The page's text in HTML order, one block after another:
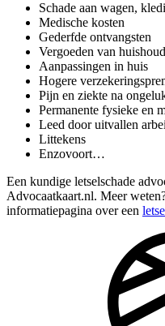
Schade aan wagen,
Medische kosten
Gederfde ontvangsten
Vergoeden van
Aanpassingen in huis
Hogere
Pijn en ziekte na
Permanente fysieke en
Leed door uitvallen
Littekens
Enzovoort…
Een kundige letselschade
Advocaatkaart.nl. Meer
informatiepagina over een